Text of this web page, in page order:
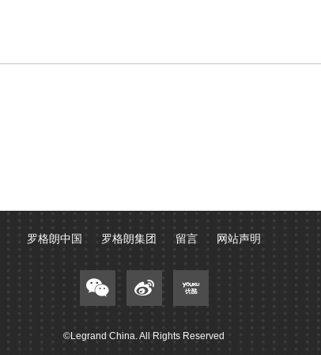
罗格朗中国 罗格朗集团 留言 网站声明
©Legrand China. All Rights Reserved